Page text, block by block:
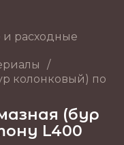
и расходные
/
колонковый) по
(бур
L400